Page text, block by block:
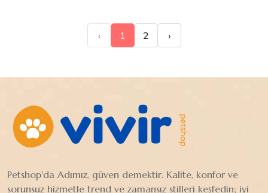
‹ 1 2 ›
Petshop'da Adımız, güven demektir. Kalite, konfor ve
sorunsuz hizmetle trend ve zamansız stilleri keşfedin; iyi